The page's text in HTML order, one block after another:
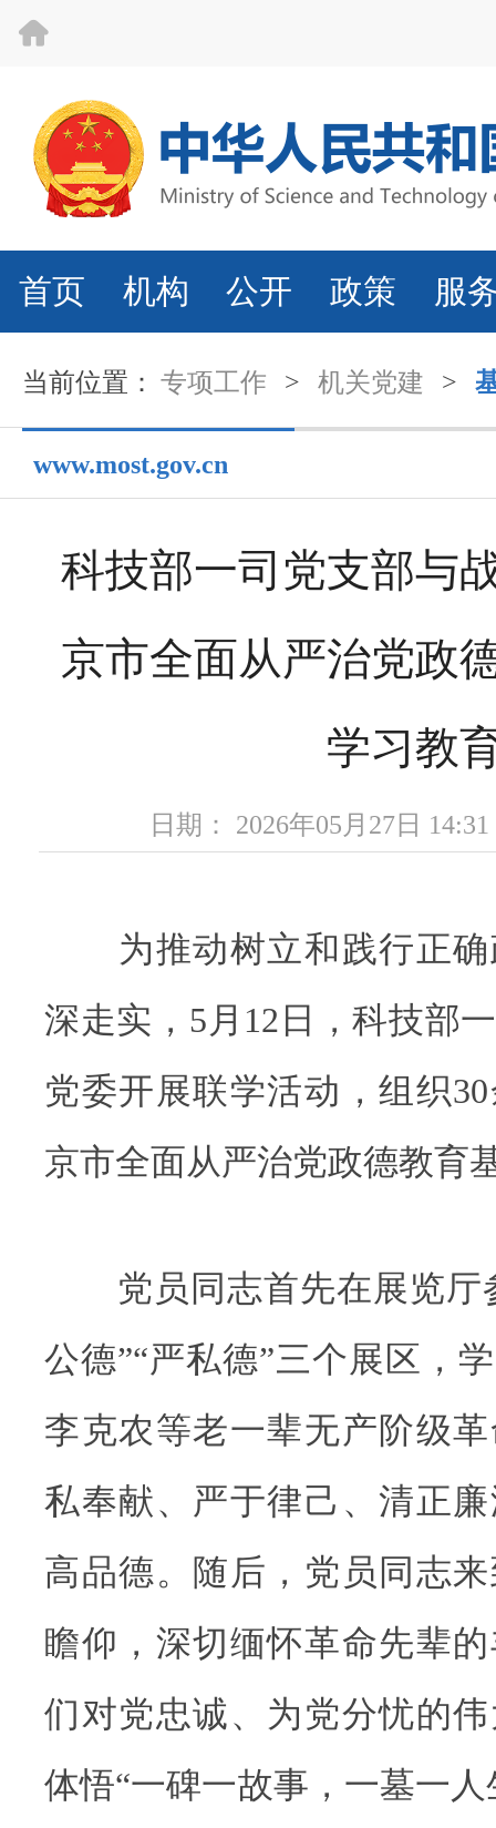
首页 机构 公开 政策 服
当前位置： 专项工作 > 机关党建 >
www.most.gov.cn
科技部一司党支部与
京市全面从严治党政
学习教
日期： 2026年05月27日
为推动树立和践行正确
深走实，5月12日，科技部
党委开展联学活动，组织
京市全面从严治党政德教育
党员同志首先在展览厅
公德”“严私德”三个展区，
李克农等老一辈无产阶级
私奉献、严于律己、清正
高品德。随后，党员同志
瞻仰，深切缅怀革命先辈
们对党忠诚、为党分忧的
体悟“一碑一故事，一墓一